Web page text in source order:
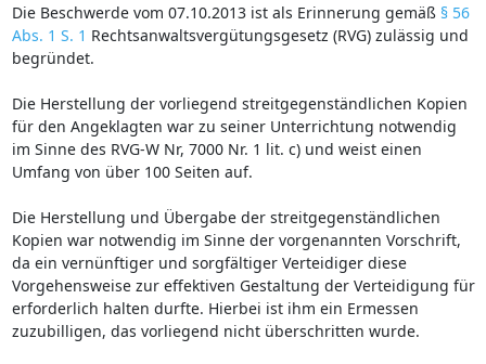
Die Beschwerde vom 07.10.2013 ist als Erinnerung gemäß § 56
Abs. 1 S. 1 Rechtsanwaltsvergütungsgesetz (RVG) zulässig und
begründet.
Die Herstellung der vorliegend streitgegenständlichen Kopien
für den Angeklagten war zu seiner Unterrichtung notwendig
im Sinne des RVG-W Nr, 7000 Nr. 1 lit. c) und weist einen
Umfang von über 100 Seiten auf.
Die Herstellung und Übergabe der streitgegenständlichen
Kopien war notwendig im Sinne der vorgenannten Vorschrift,
da ein vernünftiger und sorgfältiger Verteidiger diese
Vorgehensweise zur effektiven Gestaltung der Verteidigung für
erforderlich halten durfte. Hierbei ist ihm ein Ermessen
zuzubilligen, das vorliegend nicht überschritten wurde.